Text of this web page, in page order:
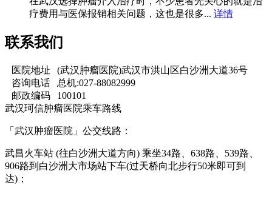
疗费用与医保报销相关问题，这也是很多... 详情
联系我们
医院地址
(武汉肿瘤医院)武汉市洪山区白沙洲大道36号
咨询电话
总机:027-88082999
邮政编码
100101
武汉珂信肿瘤医院乘车路线
「武汉肿瘤医院」公交线路：
武昌火车站 (往白沙洲大道方向) 乘坐34路、638路、539路、
906路到白沙洲大市场站下车(过天桥向北步行50米即可到
达)；